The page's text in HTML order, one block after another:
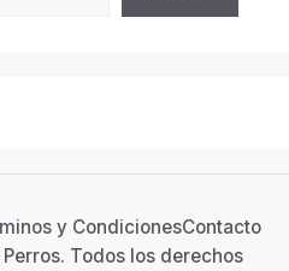
y CondicionesContacto
Todos los derechos